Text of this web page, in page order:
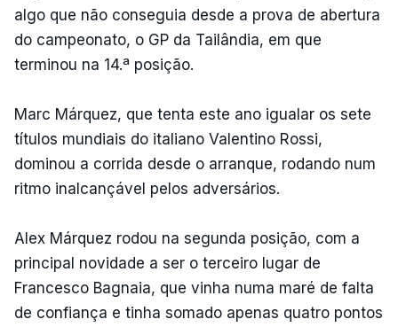
algo que não conseguia desde a prova de abertura
do campeonato, o GP da Tailândia, em que
terminou na 14.ª posição.
Marc Márquez, que tenta este ano igualar os sete
títulos mundiais do italiano Valentino Rossi,
dominou a corrida desde o arranque, rodando num
ritmo inalcançável pelos adversários.
Alex Márquez rodou na segunda posição, com a
principal novidade a ser o terceiro lugar de
Francesco Bagnaia, que vinha numa maré de falta
de confiança e tinha somado apenas quatro pontos